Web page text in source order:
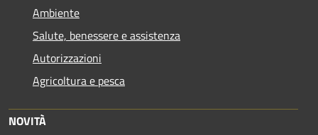
Ambiente
Salute, benessere e assistenza
Autorizzazioni
Agricoltura e pesca
NOVITÀ